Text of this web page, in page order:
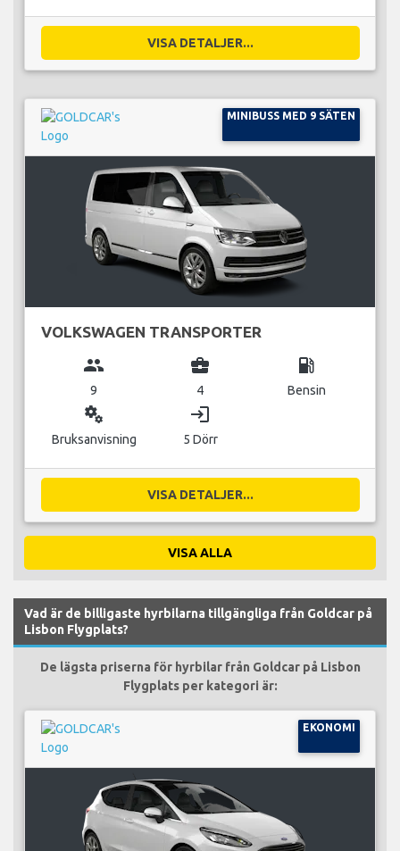
VISA DETALJER...
MINIBUSS MED 9 SÄTEN
VOLKSWAGEN TRANSPORTER
group
9
business_center
4
local_gas_station
Bensin
miscellaneous_services
Bruksanvisning
login
5 Dörr
VISA DETALJER...
VISA ALLA
Vad är de billigaste hyrbilarna tillgängliga från Goldcar på
Lisbon Flygplats?
De lägsta priserna för hyrbilar från Goldcar på Lisbon
Flygplats per kategori är:
EKONOMI